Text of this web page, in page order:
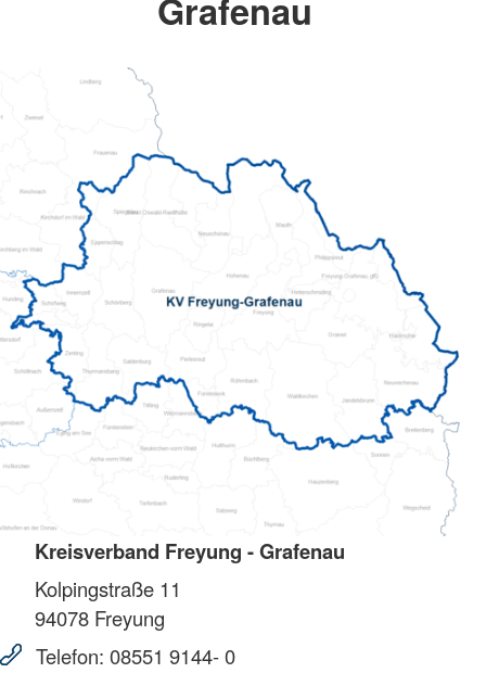
Grafenau
Kreisverband Freyung - Grafenau
Kolpingstraße 11
94078 Freyung
Telefon: 08551 9144- 0